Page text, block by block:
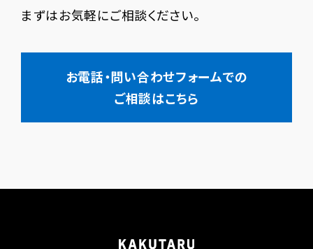
まずはお気軽にご相談ください。
お電話・問い合わせフォームでの
ご相談はこちら